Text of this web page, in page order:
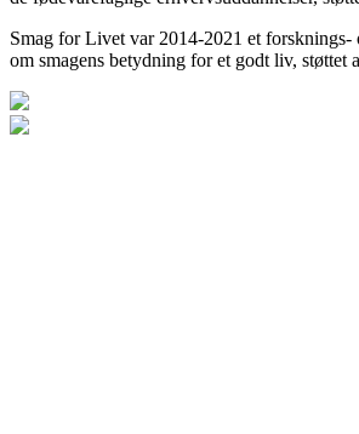
Smag for Livet var 2014-2021 et forsknings-
om smagens betydning for et godt liv, støttet